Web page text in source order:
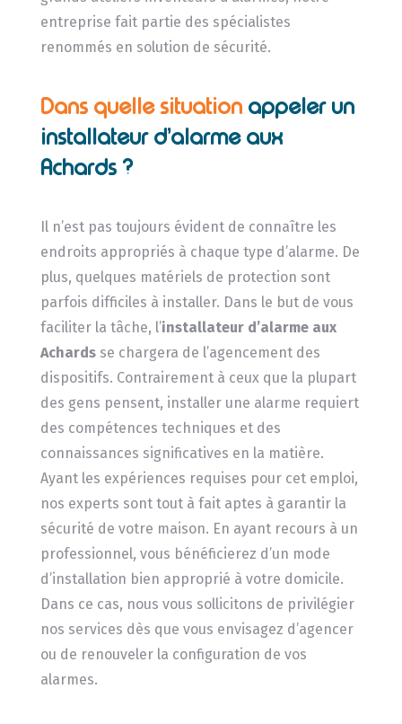
entreprise fait partie des spécialistes
renommés en solution de sécurité.
Dans quelle situation appeler un
installateur d’alarme aux
Achards ?
Il n’est pas toujours évident de connaître les
endroits appropriés à chaque type d’alarme. De
plus, quelques matériels de protection sont
parfois difficiles à installer. Dans le but de vous
faciliter la tâche, l’installateur d’alarme aux
Achardsse chargera de l’agencement des
dispositifs. Contrairement à ceux que la plupart
des gens pensent, installer une alarme requiert
des compétences techniques et des
connaissances significatives en la matière.
Ayant les expériences requises pour cet emploi,
nos experts sont tout à fait aptes à garantir la
sécurité de votre maison. En ayant recours à un
professionnel, vous bénéficierez d’un mode
d’installation bien approprié à votre domicile.
Dans ce cas, nous vous sollicitons de privilégier
nos services dès que vous envisagez d’agencer
ou de renouveler la configuration de vos
alarmes.